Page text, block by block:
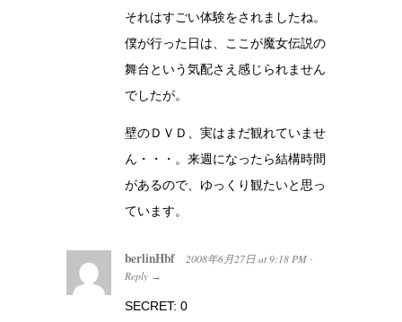
それはすごい体験をされましたね。
僕が行った日は、ここが魔女伝説の
舞台という気配さえ感じられません
でしたが。
壁のＤＶＤ、実はまだ観れていませ
ん・・・。来週になったら結構時間
があるので、ゆっくり観たいと思っ
ています。
berlinHbf 2008年6月27日 at 9:18 PM ·
Reply →
SECRET: 0